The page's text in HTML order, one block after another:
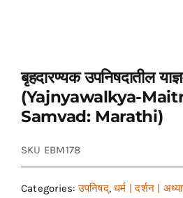
बृहदारण्यक उपनिषदातील
(Yajnyawalkya-
Samvad: Marathi)
SKU EBM178
Categories:उपनिषद्,धर्म | दर्शन |